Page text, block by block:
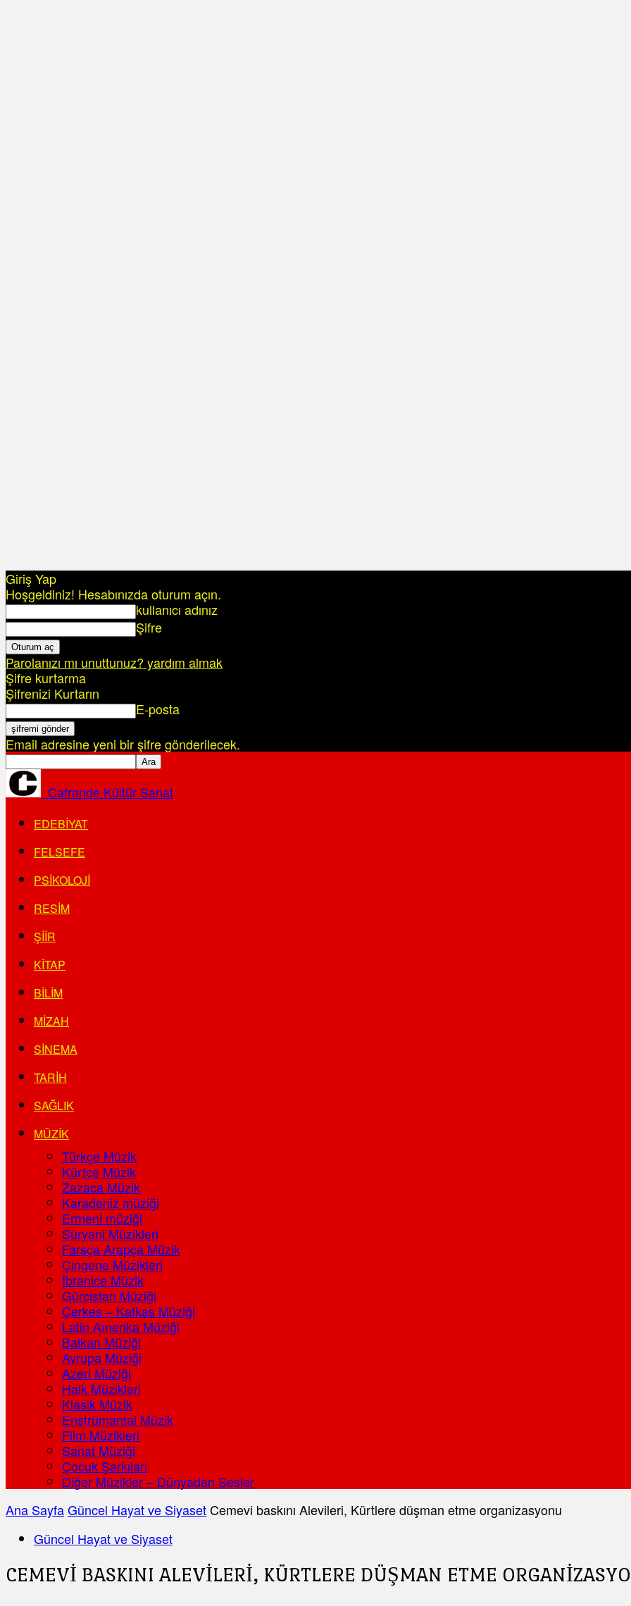
Giriş Yap
Hoşgeldiniz! Hesabınızda oturum açın.
kullanıcı adınız
Şifre
Parolanızı mı unuttunuz? yardım almak
Şifre kurtarma
Şifrenizi Kurtarın
E-posta
Email adresine yeni bir şifre gönderilecek.
Cafrande Kültür Sanat
EDEBIYAT
FELSEFE
PSIKOLOJI
RESIM
ŞIIR
KITAP
BILIM
MIZAH
SINEMA
TARIH
SAĞLIK
MÜZIK
Türkçe Müzik
Kürtçe Müzik
Zazaca Müzik
Karadeniz müziği
Ermeni müziği
Süryani Müzikleri
Farsça Arapça Müzik
Çingene Müzikleri
İbranice Müzik
Gürcistan Müziği
Çerkes – Kafkas Müziği
Latin Amerika Müziği
Balkan Müziği
Avrupa Müziği
Azeri Müziği
Halk Müzikleri
Klasik Müzik
Enstrümantal Müzik
Film Müzikleri
Sanat Müziği
Çocuk Şarkıları
Diğer Müzikler – Dünyadan Sesler
Ana SayfaGüncel Hayat ve SiyasetCemevi baskını Alevileri, Kürtlere düşman etme organizasyonu
Güncel Hayat ve Siyaset
CEMEVI BASKINI ALEVILERI, KÜRTLERE DÜŞMAN ETME